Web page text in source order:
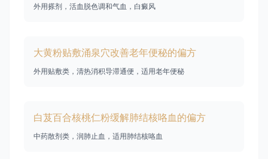
外用搽剂，活血脱色调和气血，白癜风
大黄粉贴敷涌泉穴改善老年便秘的偏方
外用贴敷类，清热消积导滞通便，适用老年便秘
白芨百合核桃仁粉缓解肺结核咯血的偏方
中药散剂类，润肺止血，适用肺结核咯血